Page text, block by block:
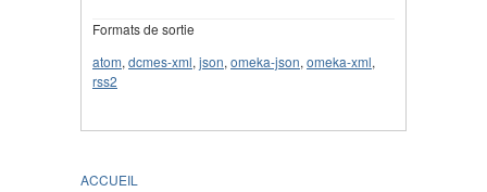
Formats de sortie
atom, dcmes-xml, json, omeka-json, omeka-xml,
rss2
ACCUEIL